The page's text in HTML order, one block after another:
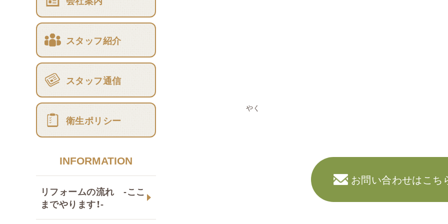
スタッフ紹介
スタッフ通信
衛生ポリシー
INFORMATION
リフォームの流れ -ここ
までやります！-
やく
お問い合わせはこち